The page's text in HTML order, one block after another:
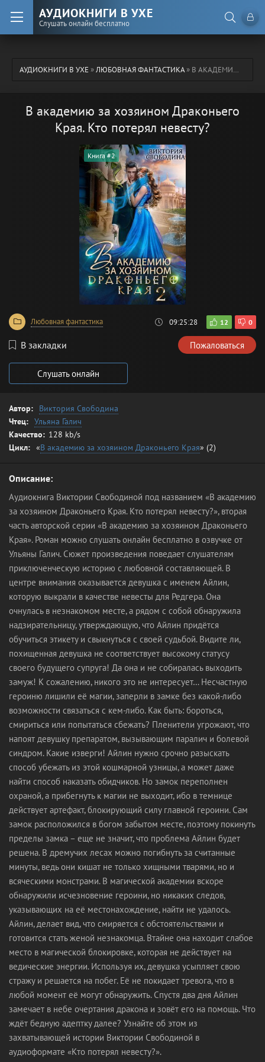
АУДИОКНИГИ В УХЕ
Слушать онлайн бесплатно
АУДИОКНИГИ В УХЕ»ЛЮБОВНАЯ ФАНТАСТИКА» В АКАДЕМИЮ ЗА ХОЗЯИНОМ ДРАКОНЬЕГО КРАЯ. КТО ПОТЕРЯЛ НЕВЕСТУ?
В академию за хозяином Драконьего
Края. Кто потерял невесту?
Книга #2
Любовная фантастика 09:25:28 12 0
В закладки Пожаловаться
Слушать онлайн
Автор:
Виктория Свободина
Чтец: Ульяна Галич
Качество: 128 kb/s
Цикл: «В академию за хозяином Драконьего Края» (2)
Описание:
Аудиокнига Виктории Свободиной под названием «В академию
за хозяином Драконьего Края. Кто потерял невесту?», вторая
часть авторской серии «В академию за хозяином Драконьего
Края». Роман можно слушать онлайн бесплатно в озвучке от
Ульяны Галич. Сюжет произведения поведает слушателям
приключенческую историю с любовной составляющей. В
центре внимания оказывается девушка с именем Айлин,
которую выкрали в качестве невесты для Редгера. Она
очнулась в незнакомом месте, а рядом с собой обнаружила
надзирательницу, утверждающую, что Айлин придётся
обучиться этикету и свыкнуться с своей судьбой. Видите ли,
похищенная девушка не соответствует высокому статусу
своего будущего супруга! Да она и не собиралась выходить
замуж! К сожалению, никого это не интересует… Несчастную
героиню лишили её магии, заперли в замке без какой-либо
возможности связаться с кем-либо. Как быть: бороться,
смириться или попытаться сбежать? Пленители угрожают, что
напоят девушку препаратом, вызывающим паралич и болевой
синдром. Какие изверги! Айлин нужно срочно разыскать
способ убежать из этой кошмарной узницы, а может даже
найти способ наказать обидчиков. Но замок переполнен
охраной, а прибегнуть к магии не выходит, ибо в темнице
действует артефакт, блокирующий силу главной героини. Сам
замок расположился в богом забытом месте, поэтому покинуть
пределы замка – еще не значит, что проблема Айлин будет
решена. В дремучих лесах можно погибнуть за считанные
минуты, ведь они кишат не только хищными тварями, но и
всяческими монстрами. В магической академии вскоре
обнаружили исчезновение героини, но никаких следов,
указывающих на её местонахождение, найти не удалось.
Айлин, делает вид, что смиряется с обстоятельствами и
готовится стать женой незнакомца. Втайне она находит слабое
место в магической блокировке, которая не действует на
ведические энергии. Используя их, девушка усыпляет свою
стражу и решается на побег. Её не покидает тревога, что в
любой момент её могут обнаружить. Спустя два дня Айлин
замечает в небе очертания дракона и зовёт его на помощь. Что
ждёт бедную адептку далее? Узнайте об этом из
захватывающей истории Виктории Свободиной в
аудиоформате «Кто потерял невесту?».